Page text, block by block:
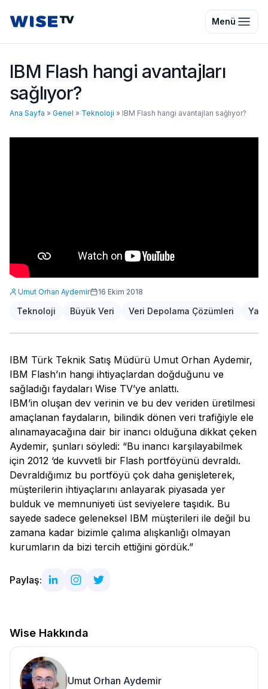
Wise TV Menü
IBM Flash hangi avantajları
sağlıyor?
Ana Sayfa » Genel » Teknoloji » IBM Flash hangi avantajları sağlıyor?
Umut Orhan Aydemir 16 Ekim 2018
Teknoloji Büyük Veri Veri Depolama Çözümleri
IBM Türk Teknik Satış Müdürü Umut Orhan Aydemir,
IBM Flash’ın hangi ihtiyaçlardan doğduğunu ve
sağladığı faydaları Wise TV’ye anlattı.
IBM’in oluşan dev verinin ve bu dev veriden üretilmesi
amaçlanan faydaların, bilindik dönen veri trafiğiyle ele
alınamayacağına dair bir inancı olduğuna dikkat çeken
Aydemir, şunları söyledi: “Bu inancı karşılayabilmek
için 2012 ‘de kuvvetli bir Flash portföyünü devraldı.
Devraldığımız bu portföyü çok daha genişleterek,
müşterilerin ihtiyaçlarını anlayarak piyasada yer
bulduk ve memnuniyeti üst seviyelere taşıdık. Bu
sayede sadece geleneksel IBM müşterileri ile değil bu
zamana kadar bizimle çalıma alışkanlığı olmayan
kurumların da bizi tercih ettiğini gördük.”
Paylaş:
Wise Hakkında
Umut Orhan Aydemir